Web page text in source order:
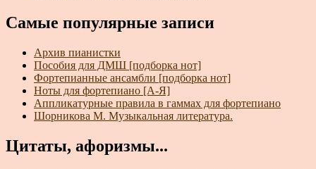
Самые популярные записи
Архив пианистки
Пособия для ДМШ [подборка нот]
Фортепианные ансамбли [подборка нот]
Ноты для фортепиано [А-Я]
Аппликатурные правила в гаммах для фортепиано
Шорникова М. Музыкальная литература.
Цитаты, афоризмы...